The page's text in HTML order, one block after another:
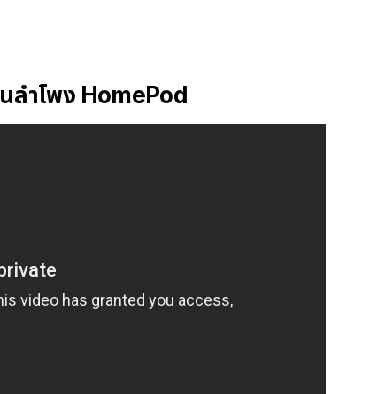
ลำโพง HomePod